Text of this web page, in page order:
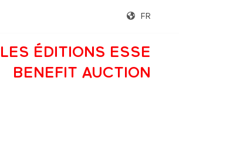
FR
LES ÉDITIONS ESSE
BENEFIT AUCTION